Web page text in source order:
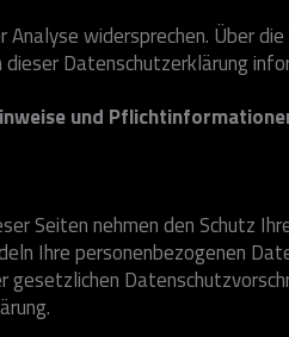
Analyse widersprechen. Über
dieser Datenschutzerklärung
und
Seiten nehmen den Schutz
Ihre personenbezogenen
gesetzlichen